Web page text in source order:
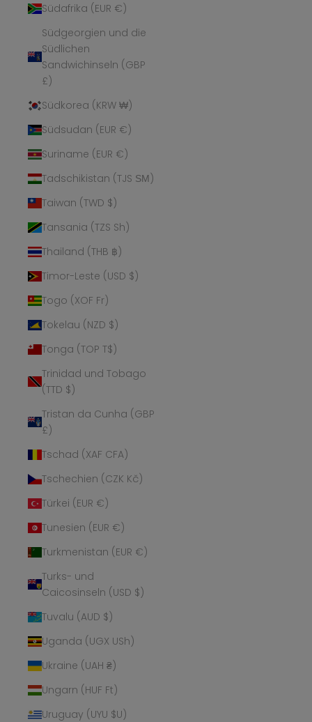
Südafrika (EUR €)
Südgeorgien und die
Südlichen
Sandwichinseln (GBP
£)
Südkorea (KRW ₩)
Südsudan (EUR €)
Suriname (EUR €)
Tadschikistan (TJS ЅМ)
Taiwan (TWD $)
Tansania (TZS Sh)
Thailand (THB ฿)
Timor-Leste (USD $)
Togo (XOF Fr)
Tokelau (NZD $)
Tonga (TOP T$)
Trinidad und Tobago
(TTD $)
Tristan da Cunha (GBP
£)
Tschad (XAF CFA)
Tschechien (CZK Kč)
Türkei (EUR €)
Tunesien (EUR €)
Turkmenistan (EUR €)
Turks- und
Caicosinseln (USD $)
Tuvalu (AUD $)
Uganda (UGX USh)
Ukraine (UAH ₴)
Ungarn (HUF Ft)
Uruguay (UYU $U)